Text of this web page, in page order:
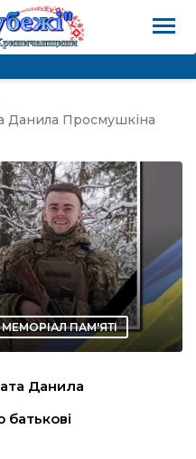
Данила Просмушкіна
МЕМОРІАЛ ПАМ'ЯТІ
Данила